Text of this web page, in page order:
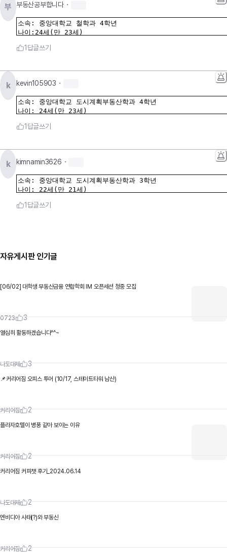
부 부동산공부합니다・
1 답글쓰기
k kevin105903 ・
1 답글쓰기
k kimnamin3626 ・
1 답글쓰기
자유게시판인기글
[06/02] 대학생 부동산금융 연합학회 IM 오픈세션 청중 모집
0723 3
열심히 활동하겠습니다^^~
나도대체 3
📌커리어짐 오피스 투어 (10/17, 스테이트타워 남산)
커리어짐 2
플라자호텔이 병풍 같아 보이는 이유
커리어짐 2
커리어짐 커피챗 후기_2024.06.14
나도대체 2
엔비디아 사태(?)와 부동산
커리어짐 2